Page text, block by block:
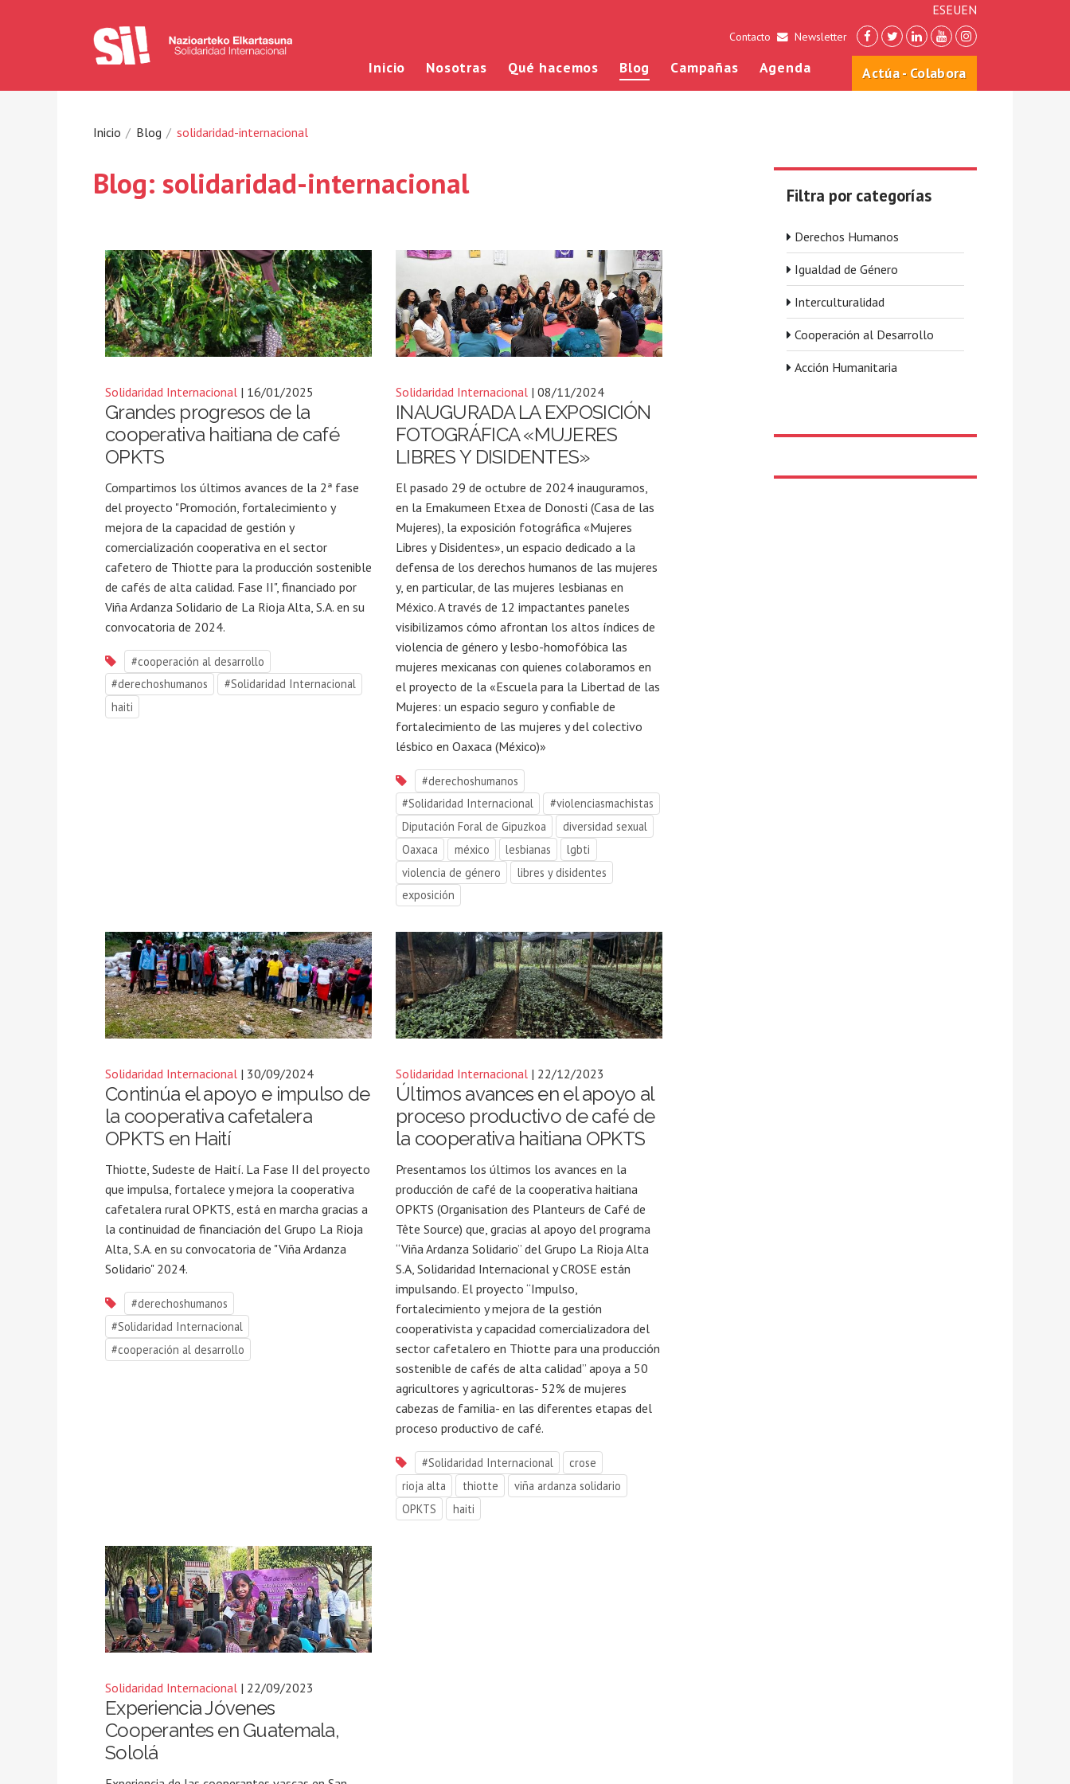
ESEUEN
Contacto Newsletter
Inicio Nosotras Qué hacemos Blog Campañas Agenda Actúa - Colabora
Inicio Blog solidaridad-internacional
Blog: solidaridad-internacional
Solidaridad Internacional | 16/01/2025
Grandes progresos de la
cooperativa haitiana de café
OPKTS
Compartimos los últimos avances de la 2ª fase
del proyecto "Promoción, fortalecimiento y
mejora de la capacidad de gestión y
comercialización cooperativa en el sector
cafetero de Thiotte para la producción sostenible
de cafés de alta calidad. Fase II", financiado por
Viña Ardanza Solidario de La Rioja Alta, S.A. en su
convocatoria de 2024.
#cooperación al desarrollo
#derechoshumanos
#Solidaridad Internacional
haiti
Solidaridad Internacional | 08/11/2024
INAUGURADA LA EXPOSICIÓN
FOTOGRÁFICA «MUJERES
LIBRES Y DISIDENTES»
El pasado 29 de octubre de 2024 inauguramos,
en la Emakumeen Etxea de Donosti (Casa de las
Mujeres), la exposición fotográfica «Mujeres
Libres y Disidentes», un espacio dedicado a la
defensa de los derechos humanos de las mujeres
y, en particular, de las mujeres lesbianas en
México. A través de 12 impactantes paneles
visibilizamos cómo afrontan los altos índices de
violencia de género y lesbo-homofóbica las
mujeres mexicanas con quienes colaboramos en
el proyecto de la «Escuela para la Libertad de las
Mujeres: un espacio seguro y confiable de
fortalecimiento de las mujeres y del colectivo
lésbico en Oaxaca (México)»
#derechoshumanos
#Solidaridad Internacional
#violenciasmachistas
Diputación Foral de Gipuzkoa
diversidad sexual
Oaxaca
méxico lesbianas
lgbti
violencia de género
libres y disidentes
exposición
Solidaridad Internacional | 30/09/2024
Continúa el apoyo e impulso de
la cooperativa cafetalera
OPKTS en Haití
Thiotte, Sudeste de Haití. La Fase II del proyecto
que impulsa, fortalece y mejora la cooperativa
cafetalera rural OPKTS, está en marcha gracias a
la continuidad de financiación del Grupo La Rioja
Alta, S.A. en su convocatoria de "Viña Ardanza
Solidario" 2024.
#derechoshumanos
#Solidaridad Internacional
#cooperación al desarrollo
Solidaridad Internacional | 22/12/2023
Últimos avances en el apoyo al
proceso productivo de café de
la cooperativa haitiana OPKTS
Presentamos los últimos los avances en la
producción de café de la cooperativa haitiana
OPKTS (Organisation des Planteurs de Café de
Tête Source) que, gracias al apoyo del programa
“Viña Ardanza Solidario” del Grupo La Rioja Alta
S.A, Solidaridad Internacional y CROSE están
impulsando. El proyecto “Impulso,
fortalecimiento y mejora de la gestión
cooperativista y capacidad comercializadora del
sector cafetalero en Thiotte para una producción
sostenible de cafés de alta calidad” apoya a 50
agricultores y agricultoras- 52% de mujeres
cabezas de familia- en las diferentes etapas del
proceso productivo de café.
#Solidaridad Internacional
crose
rioja alta
thiotte
viña ardanza solidario
OPKTS
haiti
Solidaridad Internacional | 22/09/2023
Experiencia Jóvenes
Cooperantes en Guatemala,
Sololá
Filtra por categorías
Derechos Humanos
Igualdad de Género
Interculturalidad
Cooperación al Desarrollo
Acción Humanitaria